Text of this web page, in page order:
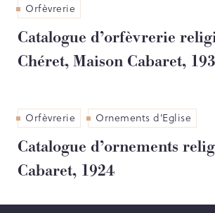
PORTAIL CULTURE
Comité d'Histoire Régionale
Service Inventaire et Patrimoines de la
Orfèvrerie
Catalogue d’orfèvrerie
Chéret, Maison Cabaret,
Orfèvrerie Ornements d'Eglise
Catalogue d’ornements
Cabaret, 1924